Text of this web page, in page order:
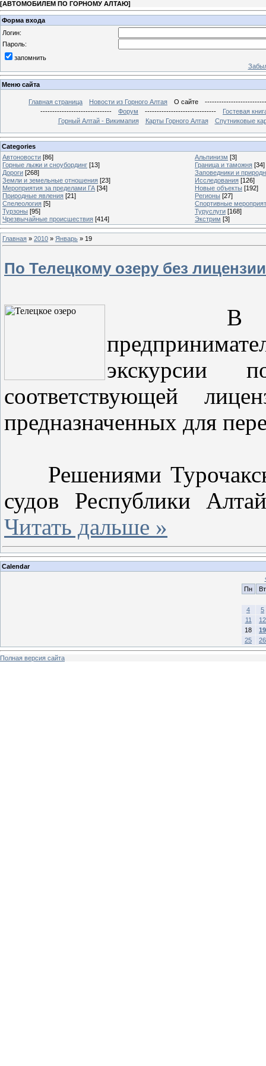
[АВТОМОБИЛЕМ ПО ГОРНОМУ АЛТАЮ]
Форма входа
Логин:
Пароль:
запомнить
Меню сайта
Главная страница Новости из Горного Алтая О сайте
------------------------------
Форум ------------------------------
Гостевая
Горный Алтай - Викимапия
Карты Горного Алтая Спутниковые
Categories
Автоновости [86] Альпинизм [3]
Горные лыжи и сноубординг [13] Граница и таможня [34]
Дороги [268]
Заповедники и
Земли и земельные отношения [23] Исследования [126]
Мероприятия за пределами ГА [34] Новые объекты [192]
Природные явления [21] Регионы [27]
Спелеология [5]
Спортивные
Турзоны [95] Туруслуги [168]
Чрезвычайные происшествия [414] Экстрим [3]
Главная » 2010 » Январь » 19
По Телецкому озеру без лицензии
В
экскурсии
соответствующей
предназначенных для
Решениями
судов Республики
Читать дальше »
Calendar
Пн
Вт
4
5
11
12
18
19
25
26
Полная версия сайта